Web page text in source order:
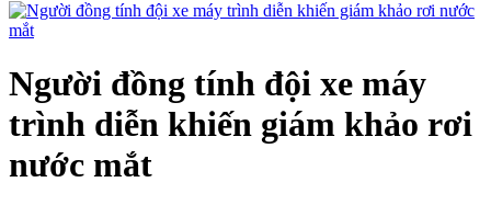
Người đồng tính đội xe máy
trình diễn khiến giám khảo rơi
nước mắt